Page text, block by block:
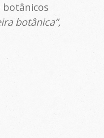
botânicos
botânica”,